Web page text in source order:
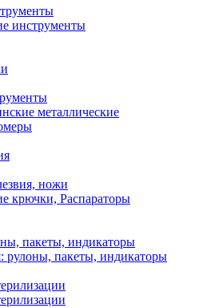
инструменты
металлические
ножи
крючки, Распараторы
пакеты, индикаторы
рулоны, пакеты, индикаторы